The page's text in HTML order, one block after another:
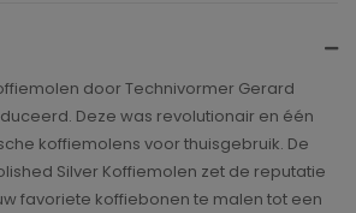
door Technivormer Gerard
Deze was revolutionair en één
koffiemolens voor thuisgebruik. De
Silver Koffiemolen zet de reputatie
favoriete koffiebonen te malen tot een